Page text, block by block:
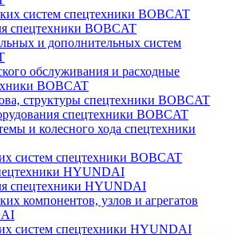
систем спецтехники BOBCAT
спецтехники BOBCAT
и дополнительных систем
обслуживания и расходные
BOBCAT
структуры спецтехники BOBCAT
спецтехники BOBCAT
и колесного хода спецтехники
систем спецтехники BOBCAT
HYUNDAI
спецтехники HYUNDAI
компонентов, узлов и агрегатов
систем спецтехники HYUNDAI